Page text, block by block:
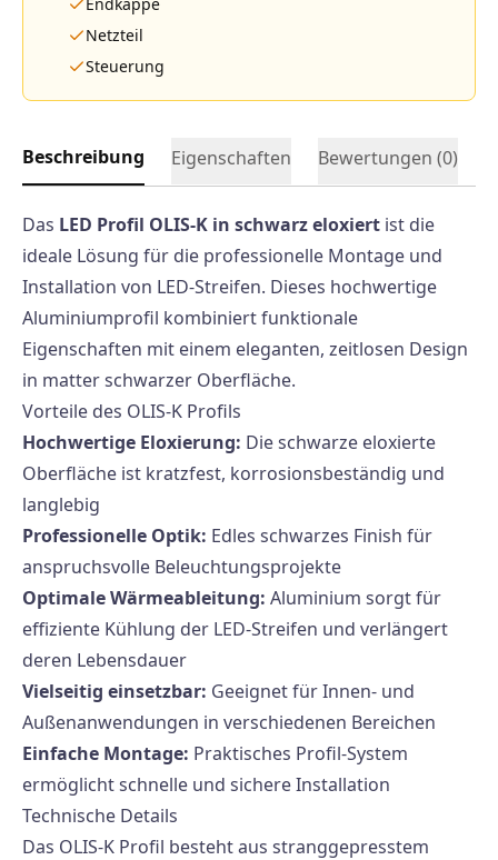
Netzteil
Steuerung
Beschreibung Eigenschaften Bewertungen (0)
Das LED Profil OLIS-K in schwarz eloxiert ist die
ideale Lösung für die professionelle Montage und
Installation von LED-Streifen. Dieses hochwertige
Aluminiumprofil kombiniert funktionale
Eigenschaften mit einem eleganten, zeitlosen Design
in matter schwarzer Oberfläche.
Vorteile des OLIS-K Profils
Hochwertige Eloxierung: Die schwarze eloxierte
Oberfläche ist kratzfest, korrosionsbeständig und
langlebig
Professionelle Optik: Edles schwarzes Finish für
anspruchsvolle Beleuchtungsprojekte
Optimale Wärmeableitung: Aluminium sorgt für
effiziente Kühlung der LED-Streifen und verlängert
deren Lebensdauer
Vielseitig einsetzbar: Geeignet für Innen- und
Außenanwendungen in verschiedenen Bereichen
Einfache Montage: Praktisches Profil-System
ermöglicht schnelle und sichere Installation
Technische Details
Das OLIS-K Profil besteht aus stranggepresstem